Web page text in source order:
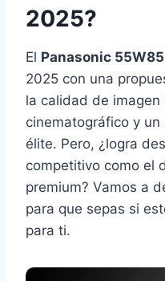
2025?
El Panasonic
2025 con una
la calidad de imagen
cinematográfico y
élite. Pero, ¿logra
competitivo como el
premium? Vamos a
para que sepas si
para ti.